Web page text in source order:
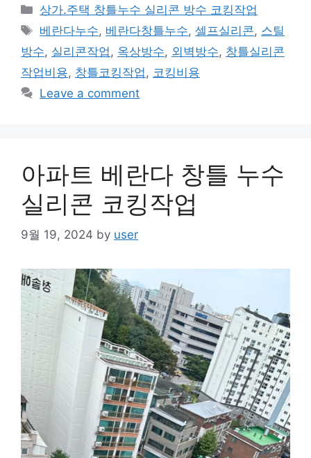
Categories
상가.주택 창틀누수 실리콘 방수 코킹작업
Tags
베란다누수, 베란다창틀누수,셀프실리콘, 스틸
방수, 실리콘작업, 옥상방수, 외벽방수, 창틀실리콘
작업비용, 창틀코킹작업, 코킹비용
Leave a comment
아파트 베란다 창틀 누수
실리콘 코킹작업
9월 19, 2024 by user